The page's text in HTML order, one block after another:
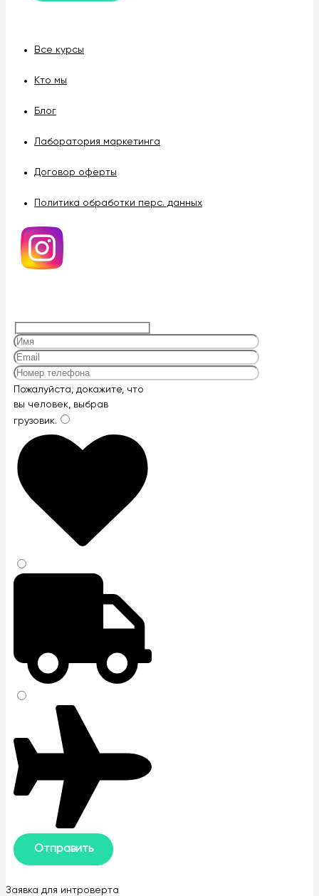
Все курсы
Кто мы
Блог
Лаборатория маркетинга
Договор оферты
Политика обработки перс. данных
Оставьте
это
поле
пустым.
Пожалуйста, докажите, что
вы человек, выбрав
грузовик.
Заявка для интроверта